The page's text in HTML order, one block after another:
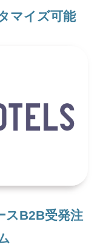
マイズ可能
スB2B受発注